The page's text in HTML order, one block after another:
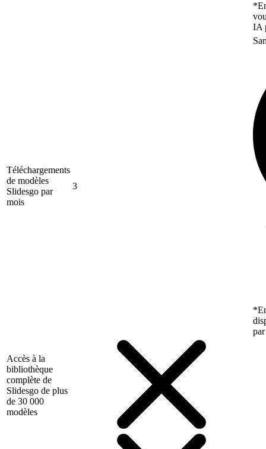
IA
Téléchargements
de modèles
Slidesgo par
mois
3
Accès à la
bibliothèque
complète de
Slidesgo de plus
de 30 000
modèles